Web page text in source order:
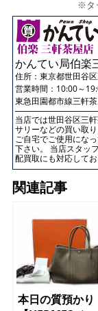
※タ
かんてい局伯楽
住所： 東京都世田谷
営業時間：10:00～
東急田園都市線三軒
当店では世田谷区三
サリーなどの買い取
ご自宅でご使用にな
下さい。 当店スタッ
配買取にも対応してお
関連記事
本日の質預かり